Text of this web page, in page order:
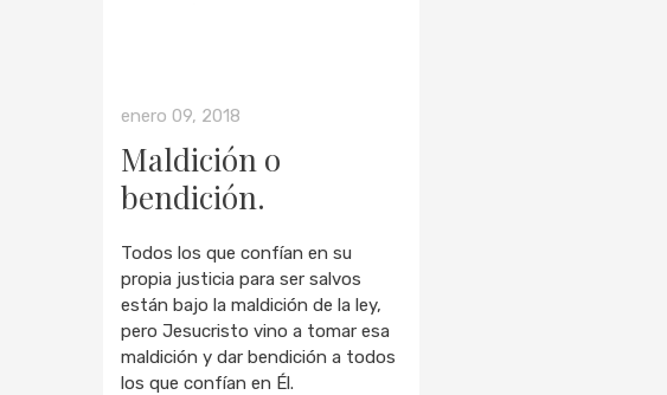
enero 09, 2018
Maldición o
bendición.
Todos los que confían en su
propia justicia para ser salvos
están bajo la maldición de la ley,
pero Jesucristo vino a tomar esa
maldición y dar bendición a todos
los que confían en Él.